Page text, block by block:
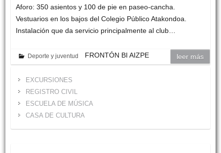
Aforo: 350 asientos y 100 de pie en paseo-cancha.
Vestuarios en los bajos del Colegio Público Atakondoa.
Instalación que da servicio principalmente al club…
Deporte y juventud FRONTÓN BI AIZPE leer más
EXCURSIONES
REGISTRO CIVIL
ESCUELA DE MÚSICA
CASA DE CULTURA